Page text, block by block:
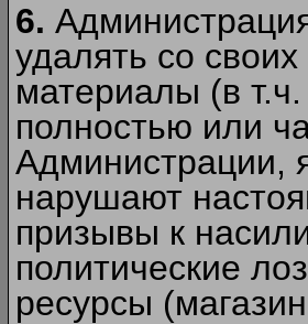
6.
удалять со
материалы (в
полностью или
Администрации,
нарушают
призывы к
политические
ресурсы